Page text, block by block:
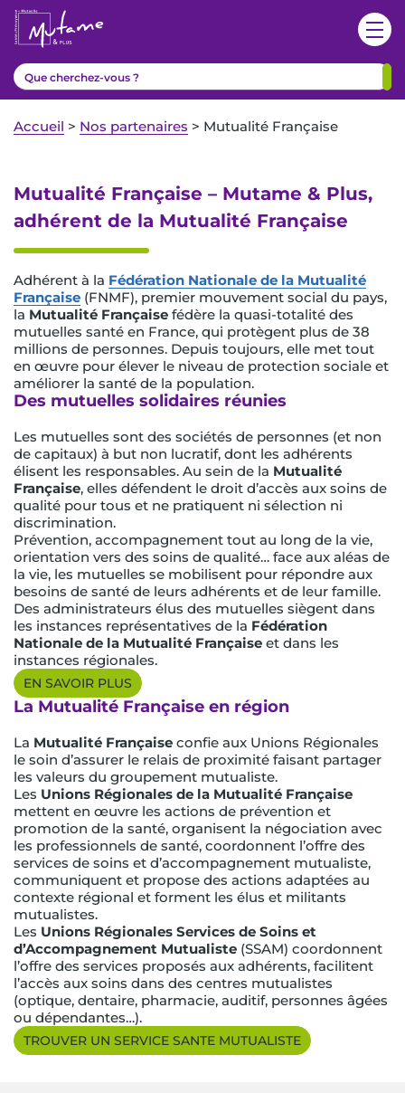
Accueil > Nos partenaires > Mutualité Française
Mutualité Française – Mutame & Plus,
adhérent de la Mutualité Française
Adhérent à la Fédération Nationale de la Mutualité
Française (FNMF), premier mouvement social du pays,
la Mutualité Française fédère la quasi-totalité des
mutuelles santé en France, qui protègent plus de 38
millions de personnes. Depuis toujours, elle met tout
en œuvre pour élever le niveau de protection sociale et
améliorer la santé de la population.
Des mutuelles solidaires réunies
Les mutuelles sont des sociétés de personnes (et non
de capitaux) à but non lucratif, dont les adhérents
élisent les responsables. Au sein de la Mutualité
Française, elles défendent le droit d’accès aux soins de
qualité pour tous et ne pratiquent ni sélection ni
discrimination.
Prévention, accompagnement tout au long de la vie,
orientation vers des soins de qualité… face aux aléas de
la vie, les mutuelles se mobilisent pour répondre aux
besoins de santé de leurs adhérents et de leur famille.
Des administrateurs élus des mutuelles siègent dans
les instances représentatives de la Fédération
Nationale de la Mutualité Française et dans les
instances régionales.
EN SAVOIR PLUS
La Mutualité Française en région
La Mutualité Française confie aux Unions Régionales
le soin d’assurer le relais de proximité faisant partager
les valeurs du groupement mutualiste.
Les Unions Régionales de la Mutualité Française
mettent en œuvre les actions de prévention et
promotion de la santé, organisent la négociation avec
les professionnels de santé, coordonnent l’offre des
services de soins et d’accompagnement mutualiste,
communiquent et propose des actions adaptées au
contexte régional et forment les élus et militants
mutualistes.
Les Unions Régionales Services de Soins et
d’Accompagnement Mutualiste (SSAM) coordonnent
l’offre des services proposés aux adhérents, facilitent
l’accès aux soins dans des centres mutualistes
(optique, dentaire, pharmacie, auditif, personnes âgées
ou dépendantes…).
TROUVER UN SERVICE SANTE MUTUALISTE